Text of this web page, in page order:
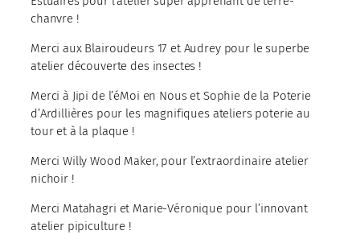
chanvre !
Merci aux Blairoudeurs 17 et Audrey pour le superbe
atelier découverte des insectes !
Merci à Jipi de l’éMoi en Nous et Sophie de la Poterie
d’Ardillières pour les magnifiques ateliers poterie au
tour et à la plaque !
Merci Willy Wood Maker, pour l’extraordinaire atelier
nichoir !
Merci Matahagri et Marie-Véronique pour l’innovant
atelier pipiculture !